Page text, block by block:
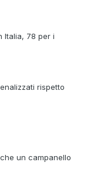
Italia, 78 per i
rispetto
un campanello